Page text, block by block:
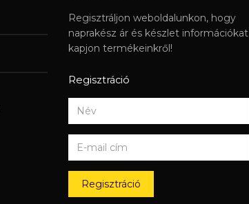
Regisztráljon weboldalunkon, hogy
naprakész ár és készlet információkat
kapjon termékeinkről!
Regisztráció
Regisztráció